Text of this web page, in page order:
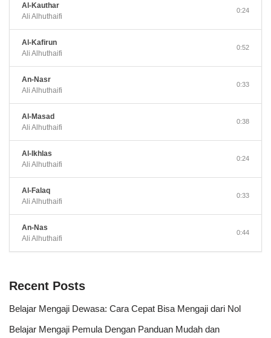
Al-Kauthar
Ali Alhuthaifi
0:24
Al-Kafirun
Ali Alhuthaifi
0:52
An-Nasr
Ali Alhuthaifi
0:33
Al-Masad
Ali Alhuthaifi
0:38
Al-Ikhlas
Ali Alhuthaifi
0:24
Al-Falaq
Ali Alhuthaifi
0:33
An-Nas
Ali Alhuthaifi
0:44
Recent Posts
Belajar Mengaji Dewasa: Cara Cepat Bisa Mengaji dari Nol
Belajar Mengaji Pemula Dengan Panduan Mudah dan